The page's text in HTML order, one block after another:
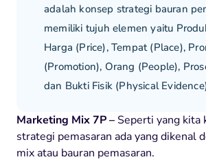
adalah konsep strategi bauran
memiliki tujuh elemen yaitu
Harga (Price), Tempat (Place),
(Promotion), Orang (People),
dan Bukti Fisik (Physical
Marketing Mix 7P – Seperti yang kita
strategi pemasaran ada yang dikenal
mix atau bauran pemasaran.